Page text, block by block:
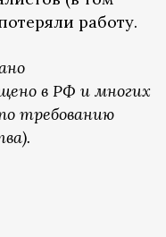
работу.
в РФ и многих
требованию